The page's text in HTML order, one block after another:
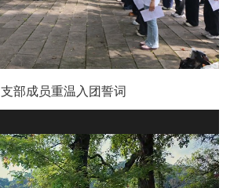
支部成员重温入团誓词